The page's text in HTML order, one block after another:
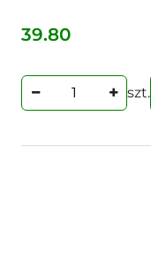
Cena:
39.80
szt.